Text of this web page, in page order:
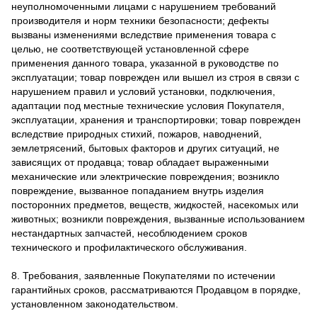
неуполномоченными лицами с нарушением требований
производителя и норм техники безопасности; дефекты
вызваны изменениями вследствие применения товара с
целью, не соответствующей установленной сфере
применения данного товара, указанной в руководстве по
эксплуатации; товар поврежден или вышел из строя в связи с
нарушением правил и условий установки, подключения,
адаптации под местные технические условия Покупателя,
эксплуатации, хранения и транспортировки; товар поврежден
вследствие природных стихий, пожаров, наводнений,
землетрясений, бытовых факторов и других ситуаций, не
зависящих от продавца; товар обладает выраженными
механические или электрические повреждения; возникло
повреждение, вызванное попаданием внутрь изделия
посторонних предметов, веществ, жидкостей, насекомых или
животных; возникли повреждения, вызванные использованием
нестандартных запчастей, несоблюдением сроков
технического и профилактического обслуживания.
8. Требования, заявленные Покупателями по истечении
гарантийных сроков, рассматриваются Продавцом в порядке,
установленном законодательством.